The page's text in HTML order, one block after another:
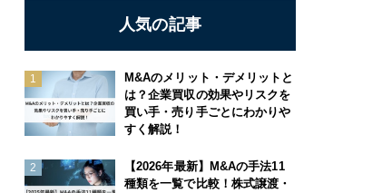
人気の記事
M&Aのメリット・デメリットと
は？企業買収の効果やリスクを
買い手・売り手ごとにわかりや
すく解説！
【2026年最新】M&Aの手法11
種類を一覧で比較！株式譲渡・